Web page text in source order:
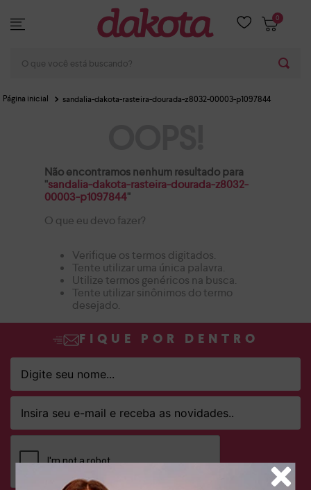
0
sandalia-dakota-rasteira-dourada-z8032-00003-p1097844
Não encontramos nenhum resultado para
"sandalia-dakota-rasteira-dourada-z8032-
00003-p1097844"
O que eu devo fazer?
Verifique os termos digitados.
Tente utilizar uma única palavra.
Utilize termos genéricos na busca.
Tente utilizar sinônimos do termo
desejado.
FIQUE POR DENTRO